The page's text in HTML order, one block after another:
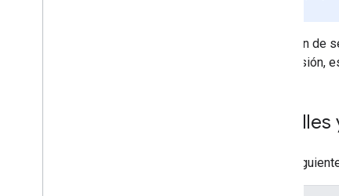
Un token de
otra sesión,
En la